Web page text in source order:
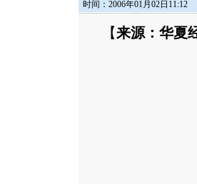
时间：2006年01月02日11:12
【来源：华夏